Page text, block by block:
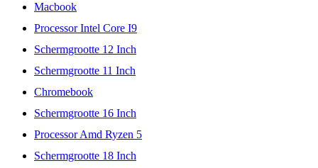
Macbook
Processor Intel Core I9
Schermgrootte 12 Inch
Schermgrootte 11 Inch
Chromebook
Schermgrootte 16 Inch
Processor Amd Ryzen 5
Schermgrootte 18 Inch